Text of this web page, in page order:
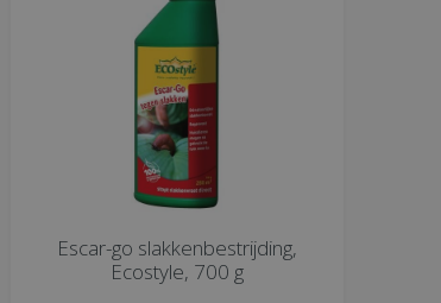
Escar-go slakkenbestrijding,
Ecostyle, 700 g